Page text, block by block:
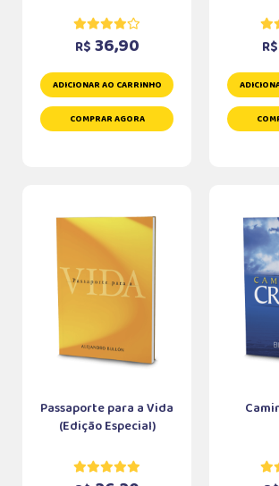
R$ 36,90
ADICIONAR AO CARRINHO
COMPRAR AGORA
R$
Passaporte para a Vida
(Edição Especial)